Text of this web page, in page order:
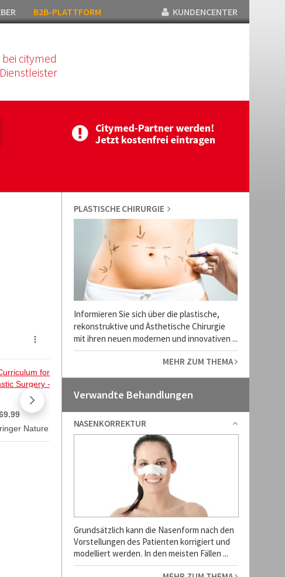
B2B-PLATTFORM KUNDENCENTER
citymed
Dominik
zum Interview
PLASTISCHE CHIRURGIE
Informieren Sie sich über die plastische,
rekonstruktive und Ästhetische Chirurgie
mit ihren neuen modernen und innovativen ...
MEHR ZUM THEMA
Verwandte Behandlungen
NASENKORREKTUR
Grundsätzlich kann die Nasenform nach den
Vorstellungen des Patienten korrigiert und
modelliert werden. In den meisten Fällen ...